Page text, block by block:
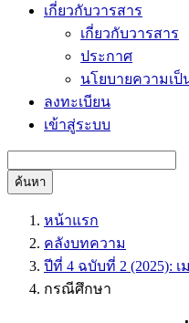
เกี่ยวกับวารสาร
เกี่ยวกับวารสาร
ประกาศ
นโยบายความเป็
ลงทะเบียน
เข้าสู่ระบบ
ค้นหา
หน้าแรก
คลังบทความ
ปีที่ 4 ฉบับที่ 2 (2025):
กรณีศึกษา